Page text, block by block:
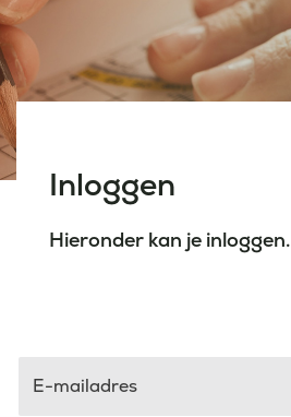
CONTACT
Inloggen
Hieronder kan je inloggen.
E-mailadres